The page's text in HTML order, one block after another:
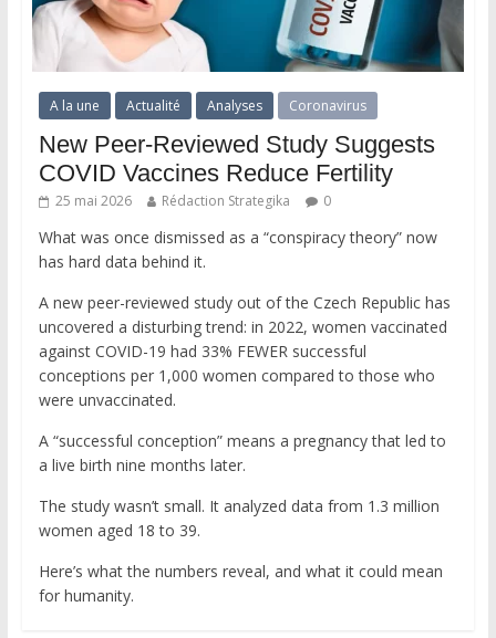
A la une Actualité Analyses Coronavirus
New Peer-Reviewed Study Suggests
COVID Vaccines Reduce Fertility
25 mai 2026 Rédaction Strategika 0
What was once dismissed as a “conspiracy theory” now
has hard data behind it.
A new peer-reviewed study out of the Czech Republic has
uncovered a disturbing trend: in 2022, women vaccinated
against COVID-19 had 33% FEWER successful
conceptions per 1,000 women compared to those who
were unvaccinated.
A “successful conception” means a pregnancy that led to
a live birth nine months later.
The study wasn’t small. It analyzed data from 1.3 million
women aged 18 to 39.
Here’s what the numbers reveal, and what it could mean
for humanity.